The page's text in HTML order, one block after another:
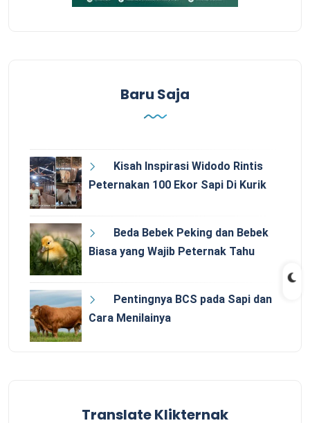
Baru Saja
Kisah Inspirasi Widodo Rintis
Peternakan 100 Ekor Sapi Di Kurik
Beda Bebek Peking dan Bebek
Biasa yang Wajib Peternak Tahu
Pentingnya BCS pada Sapi dan
Cara Menilainya
Translate Klikternak